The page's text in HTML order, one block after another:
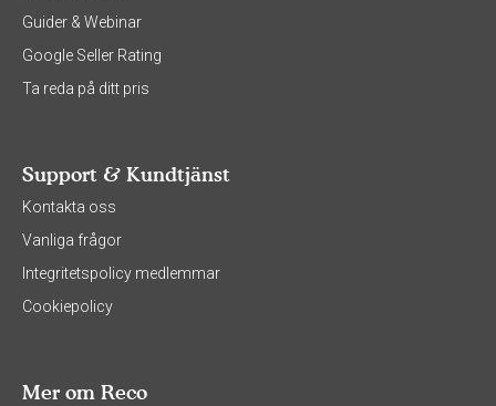
Guider & Webinar
Google Seller Rating
Ta reda på ditt pris
Support & Kundtjänst
Kontakta oss
Vanliga frågor
Integritetspolicy medlemmar
Cookiepolicy
Mer om Reco